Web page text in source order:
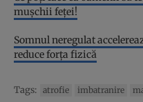
mușchii feței!
Somnul neregulat
reduce forța fizică
Tags: atrofie imbatranire